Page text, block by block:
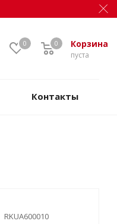
0 Корзина
пуста
0
Контакты
RKUA600010